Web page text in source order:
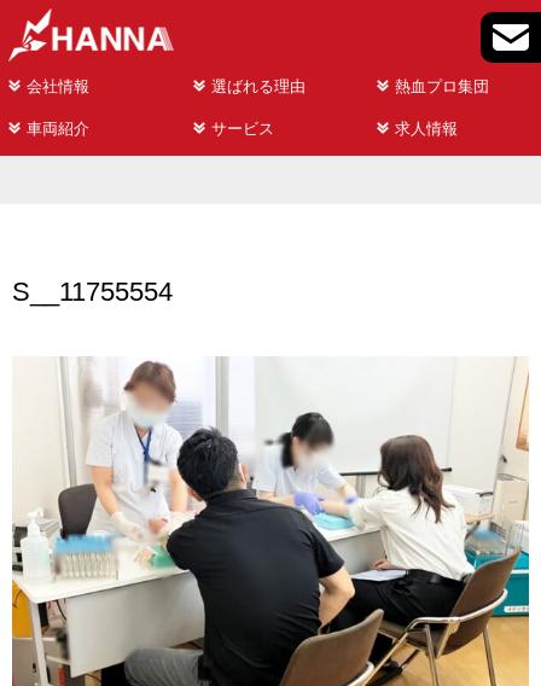
会社情報 選ばれる理由 熱血プロ集団
車両紹介 サービス 求人情報
S__11755554